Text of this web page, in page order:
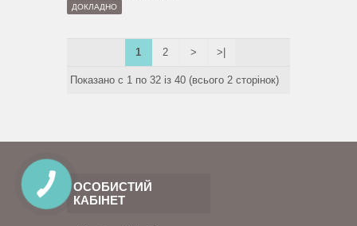
ДОКЛАДНО
1 2 > >|
Показано с 1 по 32 із 40 (всього 2 сторінок)
ОСОБИСТИЙ
КАБІНЕТ